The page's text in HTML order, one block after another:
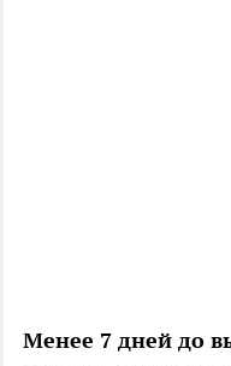
Менее 7 дней до